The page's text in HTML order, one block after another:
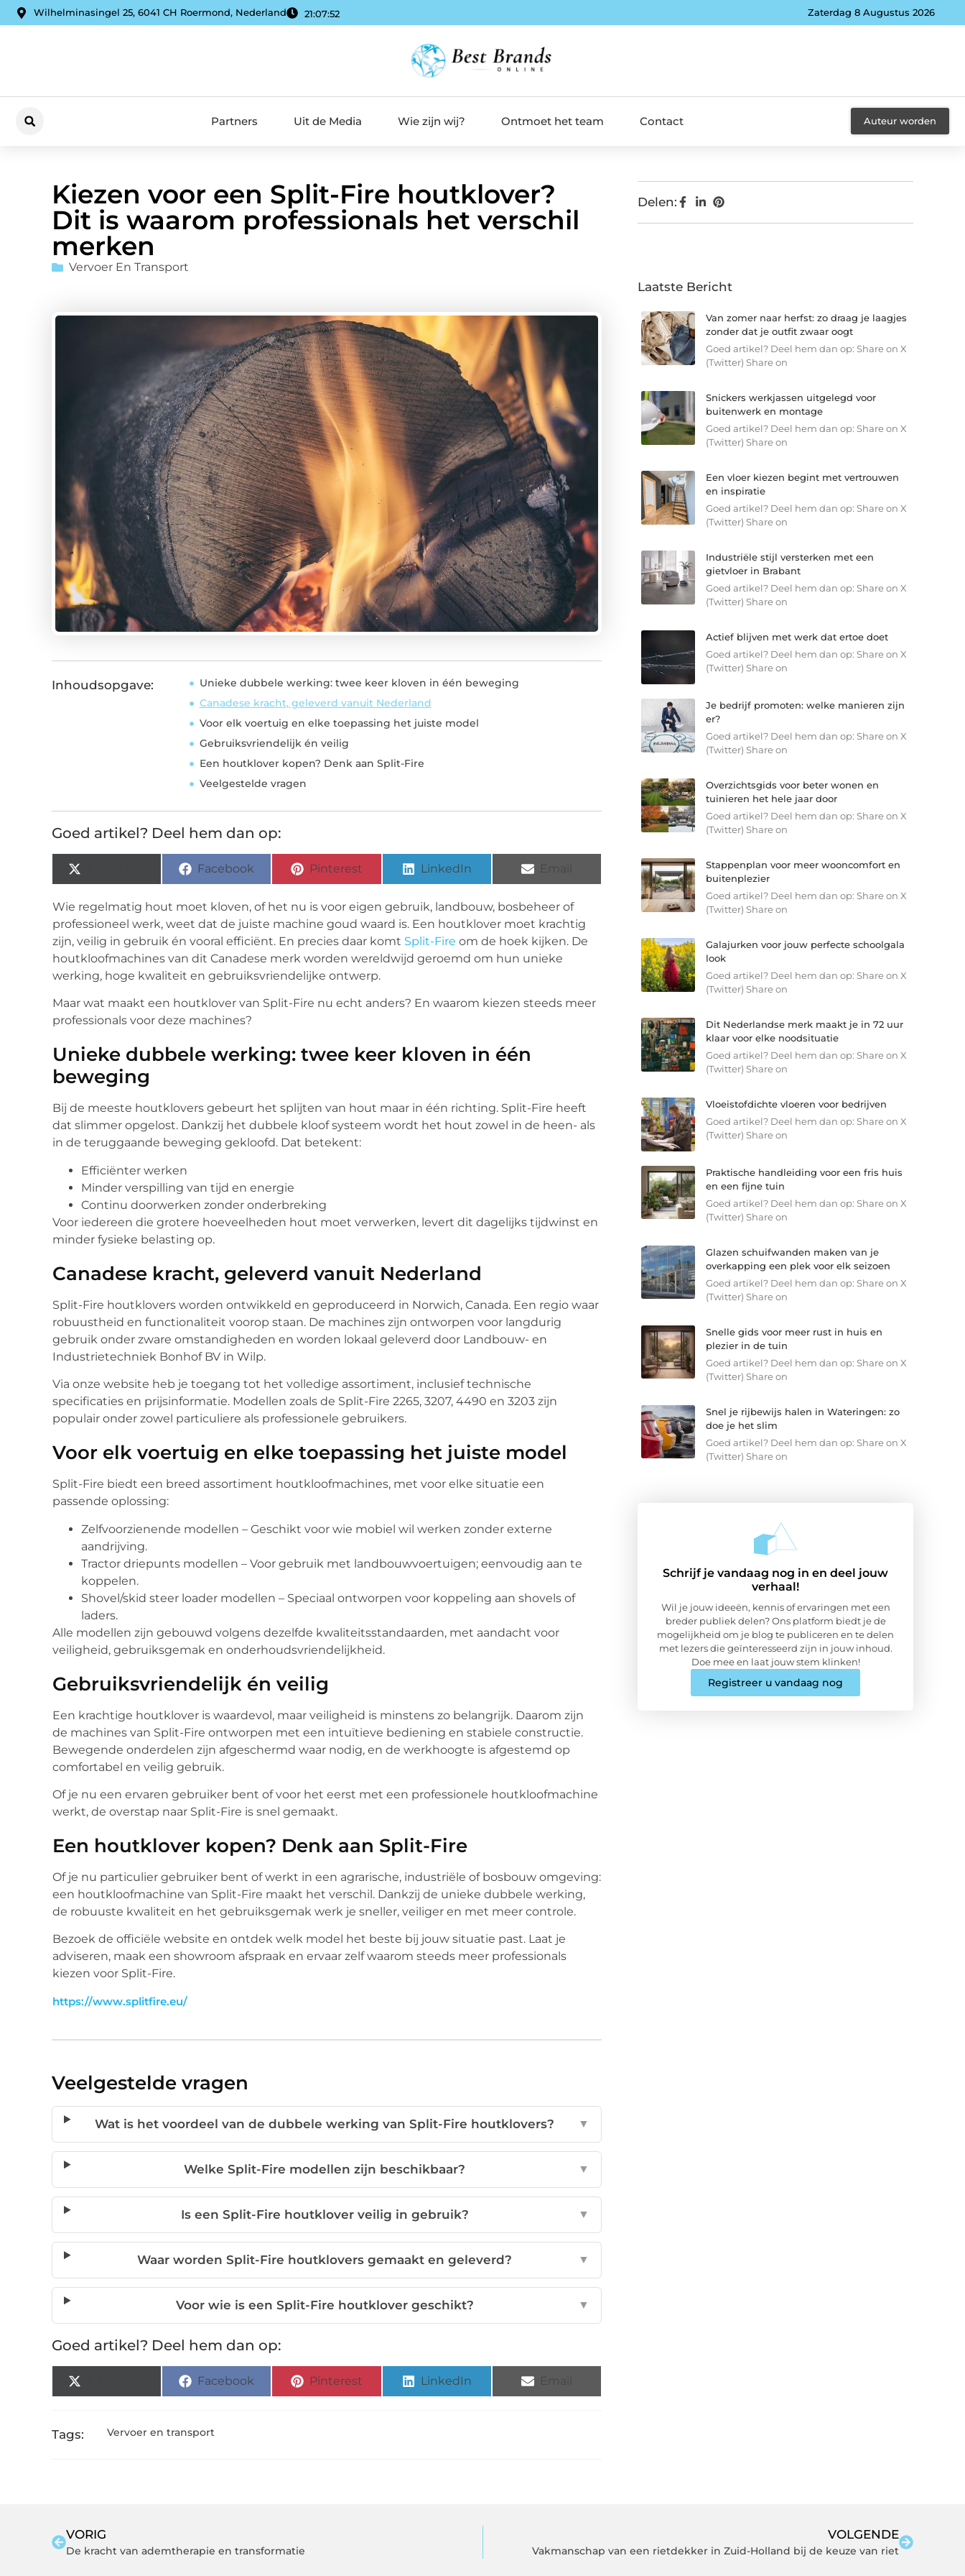
Wilhelminasingel 25, 6041 CH Roermond, Nederland 21:07:53 Zaterdag 8 Augustus 2026
Partners Uit de Media Wie zijn wij? Ontmoet het team Contact Auteur worden
Kiezen voor een Split-Fire houtklover?
Dit is waarom professionals het verschil
merken
Vervoer En Transport
Inhoudsopgave:
Unieke dubbele werking: twee keer kloven in één beweging
Canadese kracht, geleverd vanuit Nederland
Voor elk voertuig en elke toepassing het juiste model
Gebruiksvriendelijk én veilig
Een houtklover kopen? Denk aan Split-Fire
Veelgestelde vragen
Goed artikel? Deel hem dan op:
Facebook Pinterest LinkedIn
Wie regelmatig hout moet kloven, of het nu is voor eigen gebruik, landbouw, bosbeheer of
professioneel werk, weet dat de juiste machine goud waard is. Een houtklover moet krachtig
zijn, veilig in gebruik én vooral efficiënt. En precies daar komt Split-Fire om de hoek kijken. De
houtkloofmachines van dit Canadese merk worden wereldwijd geroemd om hun unieke
werking, hoge kwaliteit en gebruiksvriendelijke ontwerp.
Maar wat maakt een houtklover van Split-Fire nu echt anders? En waarom kiezen steeds meer
professionals voor deze machines?
Unieke dubbele werking: twee keer kloven in één
beweging
Bij de meeste houtklovers gebeurt het splijten van hout maar in één richting. Split-Fire heeft
dat slimmer opgelost. Dankzij het dubbele kloof systeem wordt het hout zowel in de heen- als
in de teruggaande beweging gekloofd. Dat betekent:
Efficiënter werken
Minder verspilling van tijd en energie
Continu doorwerken zonder onderbreking
Voor iedereen die grotere hoeveelheden hout moet verwerken, levert dit dagelijks tijdwinst en
minder fysieke belasting op.
Canadese kracht, geleverd vanuit Nederland
Split-Fire houtklovers worden ontwikkeld en geproduceerd in Norwich, Canada. Een regio waar
robuustheid en functionaliteit voorop staan. De machines zijn ontworpen voor langdurig
gebruik onder zware omstandigheden en worden lokaal geleverd door Landbouw- en
Industrietechniek Bonhof BV in Wilp.
Via onze website heb je toegang tot het volledige assortiment, inclusief technische
specificaties en prijsinformatie. Modellen zoals de Split-Fire 2265, 3207, 4490 en 3203 zijn
populair onder zowel particuliere als professionele gebruikers.
Voor elk voertuig en elke toepassing het juiste model
Split-Fire biedt een breed assortiment houtkloofmachines, met voor elke situatie een
passende oplossing:
Zelfvoorzienende modellen – Geschikt voor wie mobiel wil werken zonder externe
aandrijving.
Tractor driepunts modellen – Voor gebruik met landbouwvoertuigen; eenvoudig aan te
koppelen.
Shovel/skid steer loader modellen – Speciaal ontworpen voor koppeling aan shovels of
laders.
Alle modellen zijn gebouwd volgens dezelfde kwaliteitsstandaarden, met aandacht voor
veiligheid, gebruiksgemak en onderhoudsvriendelijkheid.
Gebruiksvriendelijk én veilig
Een krachtige houtklover is waardevol, maar veiligheid is minstens zo belangrijk. Daarom zijn
de machines van Split-Fire ontworpen met een intuïtieve bediening en stabiele constructie.
Bewegende onderdelen zijn afgeschermd waar nodig, en de werkhoogte is afgestemd op
comfortabel en veilig gebruik.
Of je nu een ervaren gebruiker bent of voor het eerst met een professionele houtkloofmachine
werkt, de overstap naar Split-Fire is snel gemaakt.
Een houtklover kopen? Denk aan Split-Fire
Of je nu particulier gebruiker bent of werkt in een agrarische, industriële of bosbouw omgeving:
een houtkloofmachine van Split-Fire maakt het verschil. Dankzij de unieke dubbele werking,
de robuuste kwaliteit en het gebruiksgemak werk je sneller, veiliger en met meer controle.
Bezoek de officiële website en ontdek welk model het beste bij jouw situatie past. Laat je
adviseren, maak een showroom afspraak en ervaar zelf waarom steeds meer professionals
kiezen voor Split-Fire.
https://www.splitfire.eu/
Veelgestelde vragen
Wat is het voordeel van de dubbele werking van Split-Fire houtklovers? ▼
Welke Split-Fire modellen zijn beschikbaar? ▼
Is een Split-Fire houtklover veilig in gebruik? ▼
Waar worden Split-Fire houtklovers gemaakt en geleverd? ▼
Voor wie is een Split-Fire houtklover geschikt? ▼
Goed artikel? Deel hem dan op:
Facebook Pinterest LinkedIn
Tags: Vervoer en transport
Delen:
Laatste Bericht
Van zomer naar herfst: zo draag je laagjes
zonder dat je outfit zwaar oogt
Goed artikel? Deel hem dan op: Share on X
(Twitter) Share on
Snickers werkjassen uitgelegd voor
buitenwerk en montage
Goed artikel? Deel hem dan op: Share on X
(Twitter) Share on
Een vloer kiezen begint met vertrouwen
en inspiratie
Goed artikel? Deel hem dan op: Share on X
(Twitter) Share on
Industriële stijl versterken met een
gietvloer in Brabant
Goed artikel? Deel hem dan op: Share on X
(Twitter) Share on
Actief blijven met werk dat ertoe doet
Goed artikel? Deel hem dan op: Share on X
(Twitter) Share on
Je bedrijf promoten: welke manieren zijn
er?
Goed artikel? Deel hem dan op: Share on X
(Twitter) Share on
Overzichtsgids voor beter wonen en
tuinieren het hele jaar door
Goed artikel? Deel hem dan op: Share on X
(Twitter) Share on
Stappenplan voor meer wooncomfort en
buitenplezier
Goed artikel? Deel hem dan op: Share on X
(Twitter) Share on
Galajurken voor jouw perfecte schoolgala
look
Goed artikel? Deel hem dan op: Share on X
(Twitter) Share on
Dit Nederlandse merk maakt je in 72 uur
klaar voor elke noodsituatie
Goed artikel? Deel hem dan op: Share on X
(Twitter) Share on
Vloeistofdichte vloeren voor bedrijven
Goed artikel? Deel hem dan op: Share on X
(Twitter) Share on
Praktische handleiding voor een fris huis
en een fijne tuin
Goed artikel? Deel hem dan op: Share on X
(Twitter) Share on
Glazen schuifwanden maken van je
overkapping een plek voor elk seizoen
Goed artikel? Deel hem dan op: Share on X
(Twitter) Share on
Snelle gids voor meer rust in huis en
plezier in de tuin
Goed artikel? Deel hem dan op: Share on X
(Twitter) Share on
Snel je rijbewijs halen in Wateringen: zo
doe je het slim
Goed artikel? Deel hem dan op: Share on X
(Twitter) Share on
Schrijf je vandaag nog in en deel jouw
verhaal!
Wil je jouw ideeën, kennis of ervaringen met een
breder publiek delen? Ons platform biedt je de
mogelijkheid om je blog te publiceren en te delen
met lezers die geïnteresseerd zijn in jouw inhoud.
Doe mee en laat jouw stem klinken!
Registreer u vandaag nog
VORIG
De kracht van ademtherapie en transformatie
VOLGENDE
Vakmanschap van een rietdekker in Zuid-Holland bij de keuze van riet